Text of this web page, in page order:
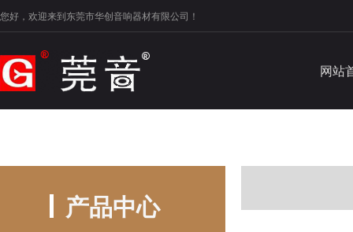
您好，欢迎来到东莞市华创音响器材有限公司！
网站
产品中心